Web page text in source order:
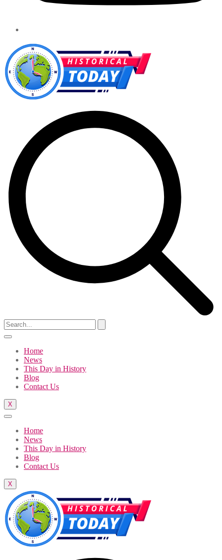
Home
News
This Day in History
Blog
Contact Us
X
Home
News
This Day in History
Blog
Contact Us
X